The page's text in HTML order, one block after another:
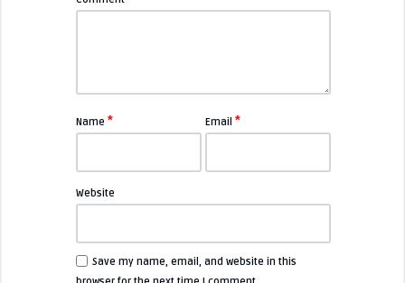
Name * Email*
Website
Save my name, email, and website in this